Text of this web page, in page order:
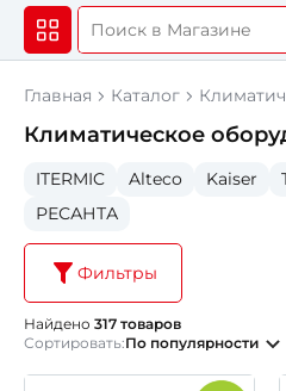
Главная Каталог
Климатическое
ITERMIC Alteco Kaiser
РЕСАНТА
Фильтры
Найдено 317 товаров
Сортировать:По популярности